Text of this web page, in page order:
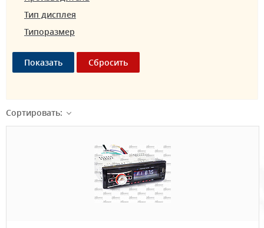
Тип дисплея
Типоразмер
Сортировать: